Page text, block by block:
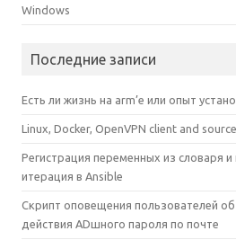
Windows
Последние записи
Есть ли жизнь на arm’е или опыт
Linux, Docker, OpenVPN client and
Регистрация переменных из словаря
итерация в Ansible
Скрипт оповещения пользователей
действия ADшного пароля по почте